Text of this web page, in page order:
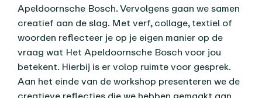
Apeldoornsche Bosch. Vervolgens gaan we samen
creatief aan de slag. Met verf, collage, textiel of
woorden reflecteer je op je eigen manier op de
vraag wat Het Apeldoornsche Bosch voor jou
betekent. Hierbij is er volop ruimte voor gesprek.
Aan het einde van de workshop presenteren we de
creatieve reflecties die we hebben gemaakt aan